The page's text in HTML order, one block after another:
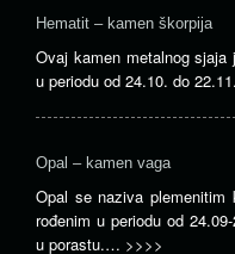
Hematit – kamen škorpija
Ovaj kamen metalnog
u periodu od 24.10. do
Opal – kamen vaga
Opal se naziva plemenitim
rođenim u periodu od
u porastu.… >>>>